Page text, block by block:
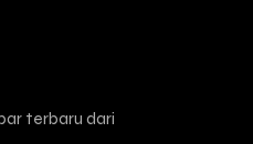
terbaru dari